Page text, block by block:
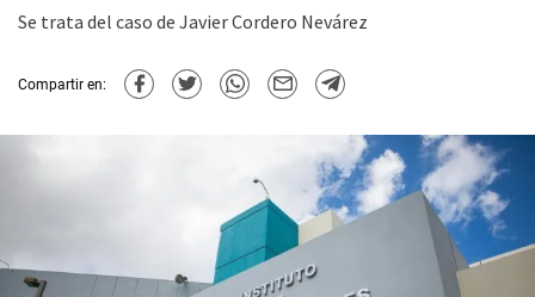
Se trata del caso de Javier Cordero Nevárez
Compartir en: